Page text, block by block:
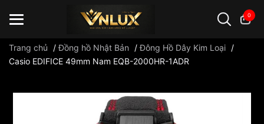
0
Trang chủ /Đồng hồ Nhật Bản /Đông Hồ Dây Kim Loại /
Casio EDIFICE 49mm Nam EQB-2000HR-1ADR